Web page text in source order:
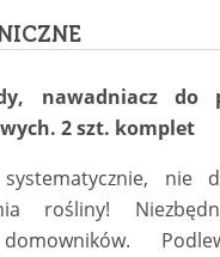
nawadniacz do
2 szt. komplet
nie
rośliny!
P